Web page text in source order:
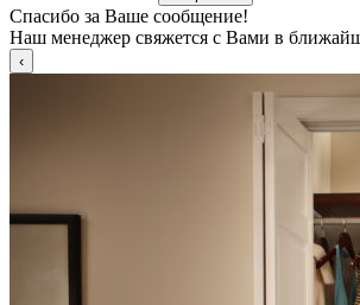
Спасибо за Ваше сообщение!
Наш менеджер свяжется с Вами в